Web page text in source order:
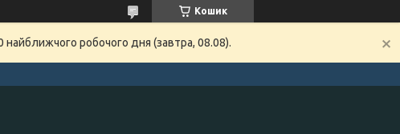
Кошик
найближчого робочого дня (завтра, 08.08).